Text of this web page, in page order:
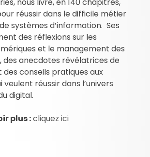
réussir dans le difficile métier
systèmes d’information. Ses
des réflexions sur les
et le management des
des anecdotes révélatrices de
conseils pratiques aux
veulent réussir dans l’univers
digital.
plus :cliquez ici